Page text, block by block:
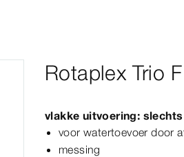
Rotaplex Trio
vlakke uitvoering: slechts
voor watertoevoer door
messing